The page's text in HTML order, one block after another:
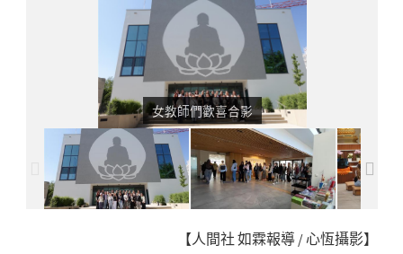
【人間社 如霖報導 / 心恆攝影】